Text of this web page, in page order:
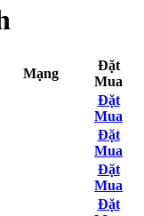
Mạng
Đặt
Mua
Đặt
Mua
Đặt
Mua
Đặt
Mua
Đặt